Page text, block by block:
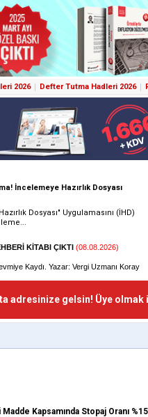
2026 Defter Tutma Hadleri 2026
adresinize gelsin! Üye olmak
Kapsamında Stopaj Oranı